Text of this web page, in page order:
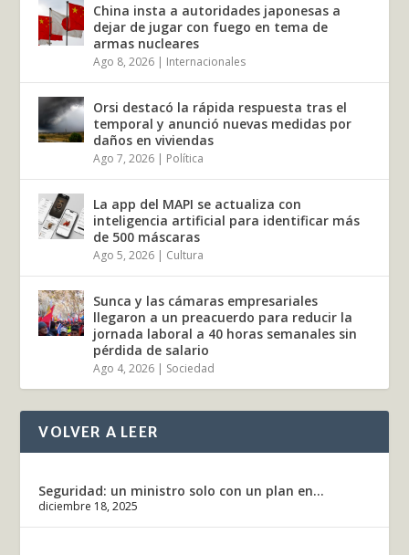
China insta a autoridades japonesas a
dejar de jugar con fuego en tema de
armas nucleares
Ago 8, 2026 | Internacionales
Orsi destacó la rápida respuesta tras el
temporal y anunció nuevas medidas por
daños en viviendas
Ago 7, 2026 | Política
La app del MAPI se actualiza con
inteligencia artificial para identificar más
de 500 máscaras
Ago 5, 2026 | Cultura
Sunca y las cámaras empresariales
llegaron a un preacuerdo para reducir la
jornada laboral a 40 horas semanales sin
pérdida de salario
Ago 4, 2026 | Sociedad
VOLVER A LEER
Seguridad: un ministro solo con un plan en...
diciembre 18, 2025